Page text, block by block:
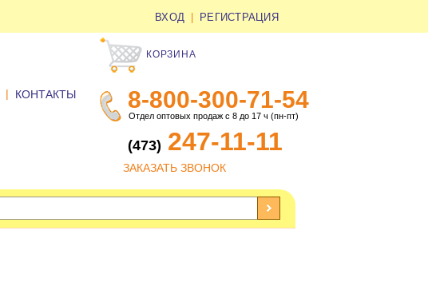
ВХОД РЕГИСТРАЦИЯ
КОРЗИНА
8-800-300-71-54
Отдел оптовых продаж с 8 до 17 ч (пн-пт)
(473) 247-11-11
ЗАКАЗАТЬ ЗВОНОК
| КОНТАКТЫ